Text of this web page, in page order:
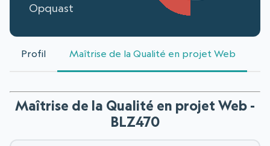
Opquast
Profil Maîtrise de la Qualité en projet Web
Maîtrise de la Qualité en projet Web -
BLZ470